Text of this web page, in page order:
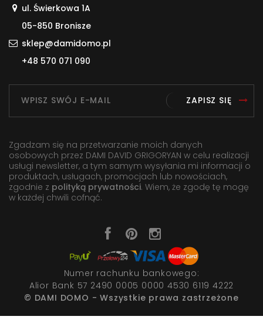
ul. Świerkowa 1A
05-850 Bronisze
sklep@damidomo.pl
+48 570 071 090
ZAPISZ SIĘ
Zgadzam się na przetwarzanie moich danych
osobowych przez DAMI DAVID GRIGORYAN w celu realizacji
usługi newsletter, a tym samym wysyłania mi informacji o
produktach, usługach, promocjach lub nowościach,
zgodnie z polityką prywatności. Wiem, że zgodę tę mogę
w każdej chwili cofnąć.
Numer rachunku bankowego:
Alior Bank 57 2490 0005 0000 4530 6119 4222
© DAMI DOMO - Wszystkie prawa zastrzeżone